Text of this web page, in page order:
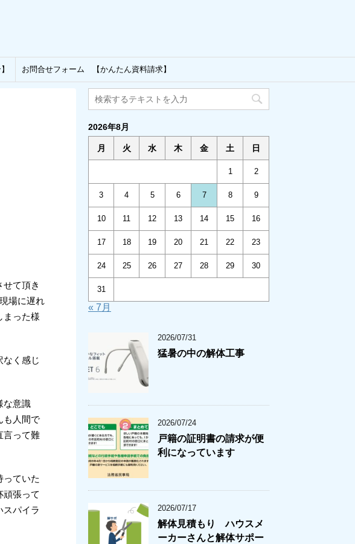
お問合せフォーム 【かんたん資料請求】
て頂き
場に遅れ
まった様
なく感じ
な意識
も人間で
言って難
っていた
頑張って
スパイラ
2026年8月
月 火 水 木 金 土 日
1 2
3 4 5 6 7 8 9
10 11 12 13 14 15 16
17 18 19 20 21 22 23
24 25 26 27 28 29 30
31
« 7月
2026/07/31
猛暑の中の解体工事
2026/07/24
戸籍の証明書の請求が便
利になっています
2026/07/17
解体見積もり ハウスメ
ーカーさんと解体サポー